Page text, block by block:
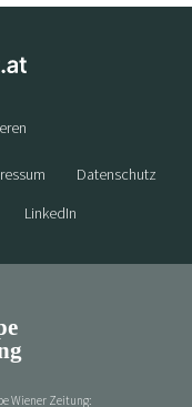
Datenschutz
LinkedIn
Wiener Zeitung: